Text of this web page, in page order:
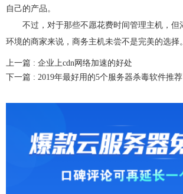
自己的产品。
不过，对于那些不愿花费时间管理主机，但
环境的商家来说，商务主机未尝不是完美的选择。
上一篇 : 企业上cdn网络加速的好处
下一篇 : 2019年最好用的5个服务器杀毒软件推荐